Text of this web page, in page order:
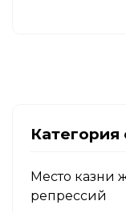
Категория
Место казни
репрессий